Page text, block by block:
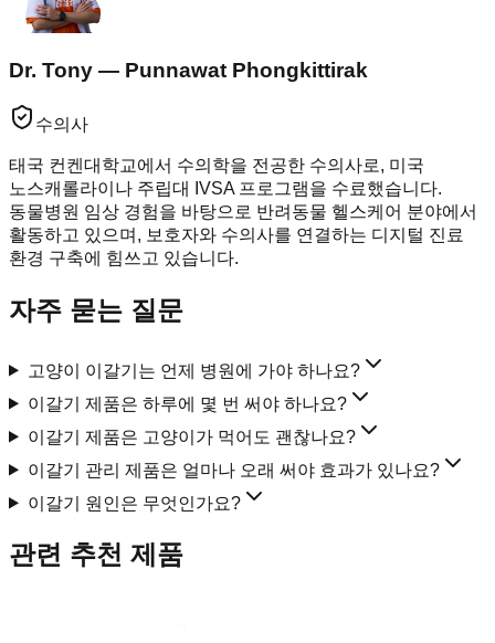
Dr. Tony — Punnawat Phongkittirak
수의사
태국 컨켄대학교에서 수의학을 전공한 수의사로, 미국
노스캐롤라이나 주립대 IVSA 프로그램을 수료했습니다.
동물병원 임상 경험을 바탕으로 반려동물 헬스케어 분야에서
활동하고 있으며, 보호자와 수의사를 연결하는 디지털 진료
환경 구축에 힘쓰고 있습니다.
자주 묻는 질문
고양이 이갈기는 언제 병원에 가야 하나요?
이갈기 제품은 하루에 몇 번 써야 하나요?
이갈기 제품은 고양이가 먹어도 괜찮나요?
이갈기 관리 제품은 얼마나 오래 써야 효과가 있나요?
이갈기 원인은 무엇인가요?
관련 추천 제품